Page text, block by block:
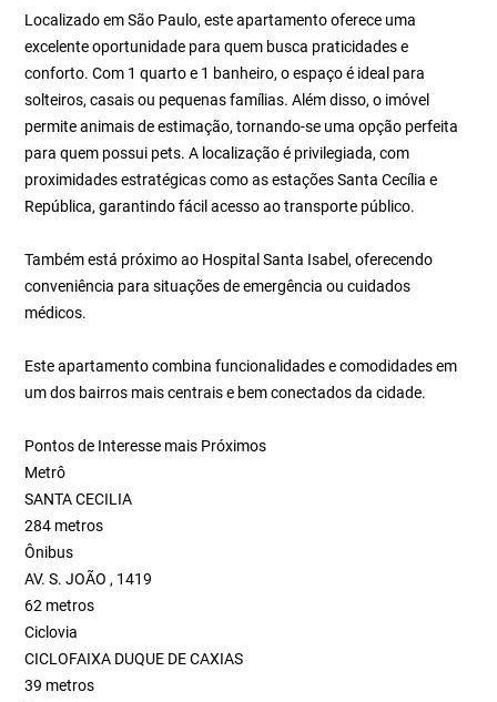
Localizado em São Paulo, este apartamento oferece uma
excelente oportunidade para quem busca praticidades e
conforto. Com 1 quarto e 1 banheiro, o espaço é ideal para
solteiros, casais ou pequenas famílias. Além disso, o imóvel
permite animais de estimação, tornando-se uma opção perfeita
para quem possui pets. A localização é privilegiada, com
proximidades estratégicas como as estações Santa Cecília e
República, garantindo fácil acesso ao transporte público.
Também está próximo ao Hospital Santa Isabel, oferecendo
conveniência para situações de emergência ou cuidados
médicos.
Este apartamento combina funcionalidades e comodidades em
um dos bairros mais centrais e bem conectados da cidade.
Pontos de Interesse mais Próximos
Metrô
SANTA CECILIA
284 metros
Ônibus
AV. S. JOÃO , 1419
62 metros
Ciclovia
CICLOFAIXA DUQUE DE CAXIAS
39 metros